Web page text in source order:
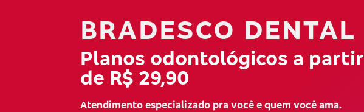
BRADESCO DENTAL
Planos odontológicos a partir
de R$ 29,90
Atendimento especializado pra você e quem você ama.